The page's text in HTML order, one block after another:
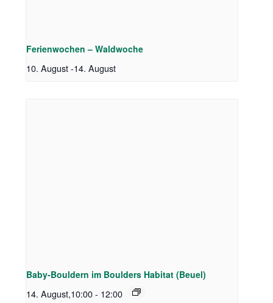
Ferienwochen – Waldwoche
10. August -14. August
Baby-Bouldern im Boulders Habitat (Beuel)
14. August,10:00 - 12:00